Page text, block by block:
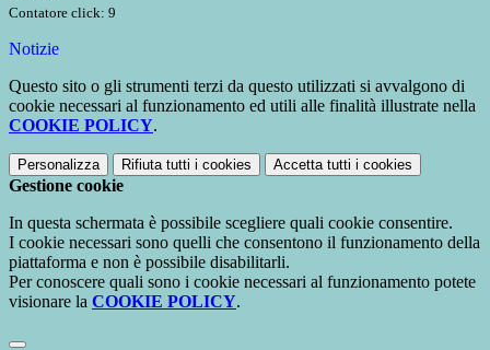
Contatore click: 9
Notizie
Questo sito o gli strumenti terzi da questo utilizzati si avvalgono di
cookie necessari al funzionamento ed utili alle finalità illustrate nella
COOKIE POLICY.
Personalizza Rifiuta tutti i cookies Accetta tutti i cookies
Gestione cookie
In questa schermata è possibile scegliere quali cookie consentire.
I cookie necessari sono quelli che consentono il funzionamento della
piattaforma e non è possibile disabilitarli.
Per conoscere quali sono i cookie necessari al funzionamento potete
visionare la COOKIE POLICY.